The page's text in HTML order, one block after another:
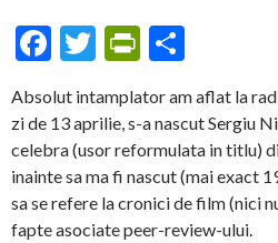
F
e
b
o
o
T
itt
er
Pr
tF
ri
e
n
ar
e
Absolut intamplator am aflat la
zi de 13 aprilie, s-a nascut Sergiu
celebra (usor reformulata in titlu)
inainte sa ma fi nascut (mai exact
sa se refere la cronici de film (nici
fapte asociate peer-review-ului.